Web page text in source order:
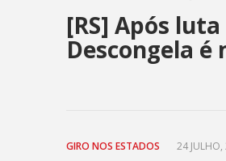
[RS] Após
Descongela é
GIRO NOS ESTADOS 24